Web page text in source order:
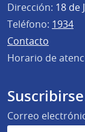
Dirección: 18 de
Teléfono: 1934
Contacto
Horario de
Correo